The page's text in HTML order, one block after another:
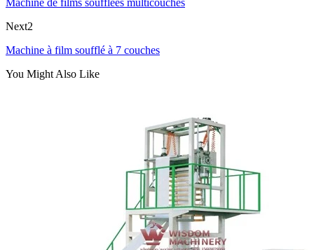
Next2
Machine à film soufflé à 7 couches
You Might Also Like